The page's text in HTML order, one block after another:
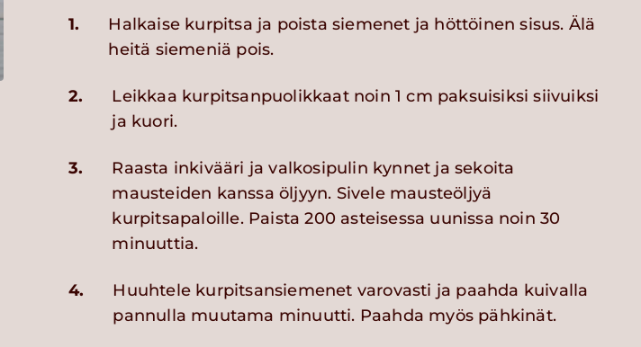
1.
Halkaise kurpitsa ja poista siemenet ja höttöinen sisus. Älä
heitä siemeniä pois.
2.
Leikkaa kurpitsanpuolikkaat noin 1 cm paksuisiksi siivuiksi
ja kuori.
3.
Raasta inkivääri ja valkosipulin kynnet ja sekoita
mausteiden kanssa öljyyn. Sivele mausteöljyä
kurpitsapaloille. Paista 200 asteisessa uunissa noin 30
minuuttia.
4.
Huuhtele kurpitsansiemenet varovasti ja paahda kuivalla
pannulla muutama minuutti. Paahda myös pähkinät.